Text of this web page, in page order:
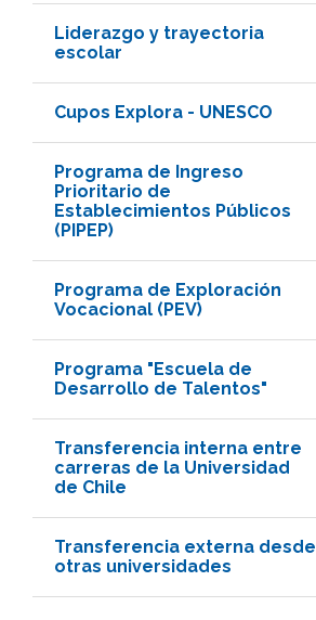
Liderazgo y trayectoria
escolar
Cupos Explora - UNESCO
Programa de Ingreso
Prioritario de
Establecimientos Públicos
(PIPEP)
Programa de Exploración
Vocacional (PEV)
Programa "Escuela de
Desarrollo de Talentos"
Transferencia interna entre
carreras de la Universidad
de Chile
Transferencia externa desde
otras universidades